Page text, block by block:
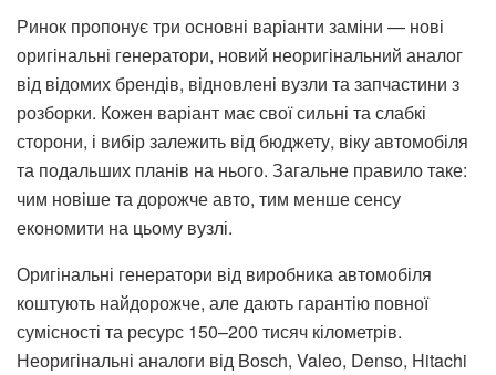
Ринок пропонує три основні варіанти заміни — нові
оригінальні генератори, новий неоригінальний аналог
від відомих брендів, відновлені вузли та запчастини з
розборки. Кожен варіант має свої сильні та слабкі
сторони, і вибір залежить від бюджету, віку автомобіля
та подальших планів на нього. Загальне правило таке:
чим новіше та дорожче авто, тим менше сенсу
економити на цьому вузлі.
Оригінальні генератори від виробника автомобіля
коштують найдорожче, але дають гарантію повної
сумісності та ресурс 150–200 тисяч кілометрів.
Неоригінальні аналоги від Bosch, Valeo, Denso, Hitachi